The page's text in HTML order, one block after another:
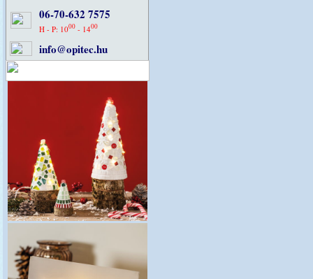
06-70-632 7575
H - P: 1000 - 1400
info@opitec.hu